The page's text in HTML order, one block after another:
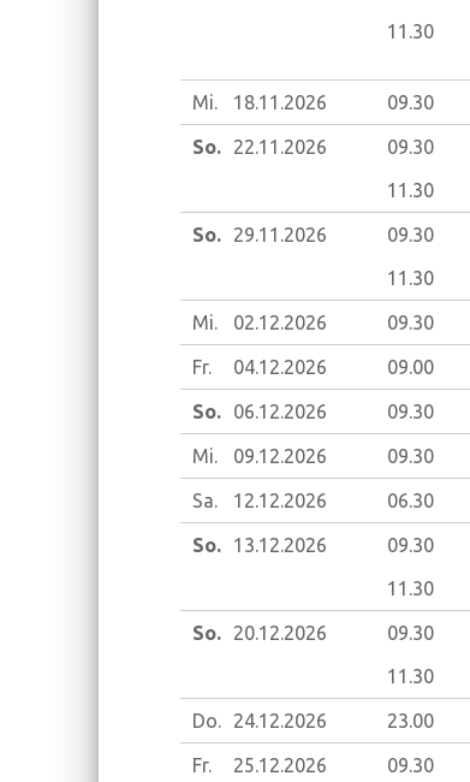
11.30
Mi. 18.11.2026 09.30
So. 22.11.2026 09.30
11.30
So. 29.11.2026 09.30
11.30
Mi. 02.12.2026 09.30
Fr. 04.12.2026 09.00
So. 06.12.2026 09.30
Mi. 09.12.2026 09.30
Sa. 12.12.2026 06.30
So. 13.12.2026 09.30
11.30
So. 20.12.2026 09.30
11.30
Do. 24.12.2026 23.00
Fr. 25.12.2026 09.30